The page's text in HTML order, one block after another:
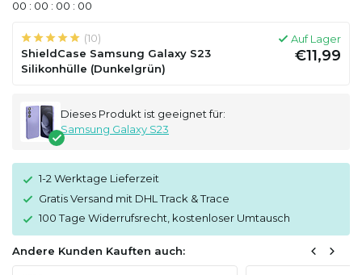
00 : 00 : 00 : 00
(10)
ShieldCase Samsung Galaxy S23
Silikonhülle (Dunkelgrün)
Auf Lager
€11,99
Dieses Produkt ist geeignet für:
Samsung Galaxy S23
1-2 Werktage Lieferzeit
Gratis Versand mit DHL Track & Trace
100 Tage Widerrufsrecht, kostenloser Umtausch
Andere Kunden Kauften auch: